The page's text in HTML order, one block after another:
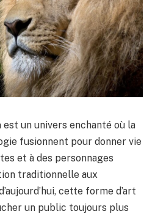
est un univers enchanté où la
fusionnent pour donner vie
et à des personnages
traditionnelle aux
cette forme d’art
un public toujours plus